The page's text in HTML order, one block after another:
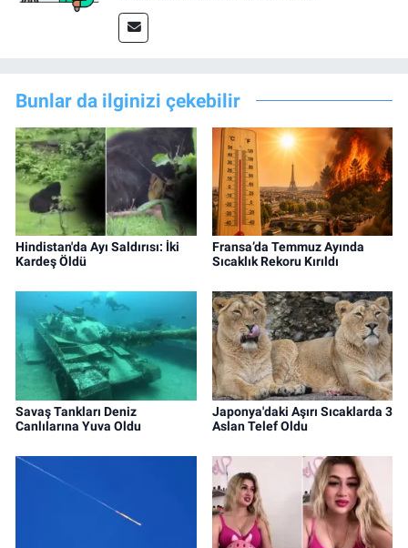
Bunlar da ilginizi çekebilir
Hindistan'da Ayı Saldırısı: İki
Kardeş Öldü
Fransa’da Temmuz Ayında
Sıcaklık Rekoru Kırıldı
Savaş Tankları Deniz
Canlılarına Yuva Oldu
Japonya'daki Aşırı Sıcaklarda 3
Aslan Telef Oldu